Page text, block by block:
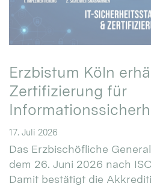
Erzbistum Köln
Zertifizierung für
17. Juli 2026
Das Erzbischöfliche
dem 26. Juni 2026 nach
Damit bestätigt die